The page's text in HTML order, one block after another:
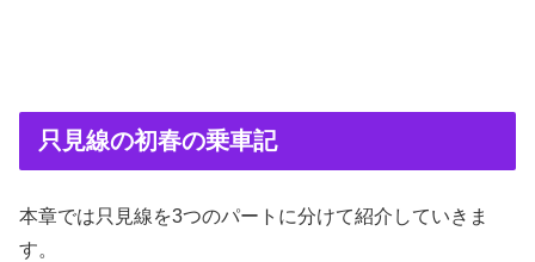
只見線の初春の乗車記
本章では只見線を3つのパートに分けて紹介していきま
す。